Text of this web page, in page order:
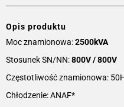
Opis produktu
Moc znamionowa:2500kVA
Stosunek SN/NN:800V / 800V
Częstotliwość znamionowa:
Chłodzenie: ANAF*